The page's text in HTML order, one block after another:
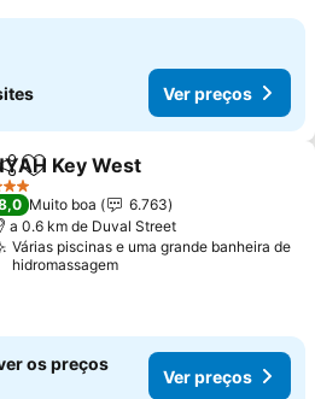
Ver preços
Adicionar aos favoritos
Key West
Muito boa
6.763
a 0.6 km de Duval Street
Várias piscinas e uma grande banheira de
hidromassagem
os preços
Ver preços